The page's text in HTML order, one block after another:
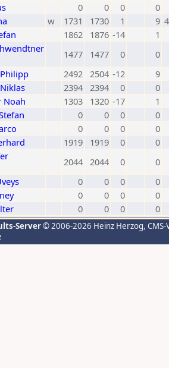
0 0 0
0
w 1731 1730 1 9
1862 1876 -14
1
1477 1477 0
0
2492 2504 -12
9
2394 2394 0
0
Noah 1303 1320 -17
1
0 0 0
0
0 0 0
0
1919 1919 0
0
2044 2044 0
0
0 0 0
0
0 0 0
0
0 0 0 0
Server© 2006-2026 Heinz Herzog,